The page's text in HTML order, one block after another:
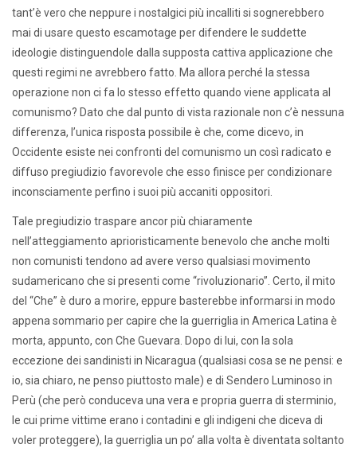
tant’è vero che neppure i nostalgici più incalliti si sognerebbero
mai di usare questo escamotage per difendere le suddette
ideologie distinguendole dalla supposta cattiva applicazione che
questi regimi ne avrebbero fatto. Ma allora perché la stessa
operazione non ci fa lo stesso effetto quando viene applicata al
comunismo? Dato che dal punto di vista razionale non c’è nessuna
differenza, l’unica risposta possibile è che, come dicevo, in
Occidente esiste nei confronti del comunismo un così radicato e
diffuso pregiudizio favorevole che esso finisce per condizionare
inconsciamente perfino i suoi più accaniti oppositori.
Tale pregiudizio traspare ancor più chiaramente
nell’atteggiamento aprioristicamente benevolo che anche molti
non comunisti tendono ad avere verso qualsiasi movimento
sudamericano che si presenti come “rivoluzionario”. Certo, il mito
del “Che” è duro a morire, eppure basterebbe informarsi in modo
appena sommario per capire che la guerriglia in America Latina è
morta, appunto, con Che Guevara. Dopo di lui, con la sola
eccezione dei sandinisti in Nicaragua (qualsiasi cosa se ne pensi: e
io, sia chiaro, ne penso piuttosto male) e di Sendero Luminoso in
Perù (che però conduceva una vera e propria guerra di sterminio,
le cui prime vittime erano i contadini e gli indigeni che diceva di
voler proteggere), la guerriglia un po’ alla volta è diventata soltanto